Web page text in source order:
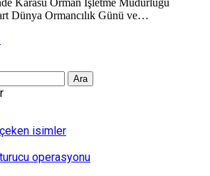
Karasu Orman İşletme Müdürlüğü
Dünya Ormancılık Günü ve…
isimler
operasyonu